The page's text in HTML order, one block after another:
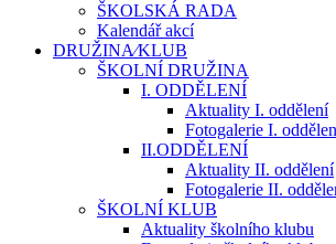
ŠKOLSKÁ RADA
Kalendář akcí
DRUŽINA⁄KLUB
ŠKOLNÍ DRUŽINA
I. ODDĚLENÍ
Aktuality I. oddělení
Fotogalerie I.
II.ODDĚLENÍ
Aktuality II. oddělení
Fotogalerie II.
ŠKOLNÍ KLUB
Aktuality školního klubu